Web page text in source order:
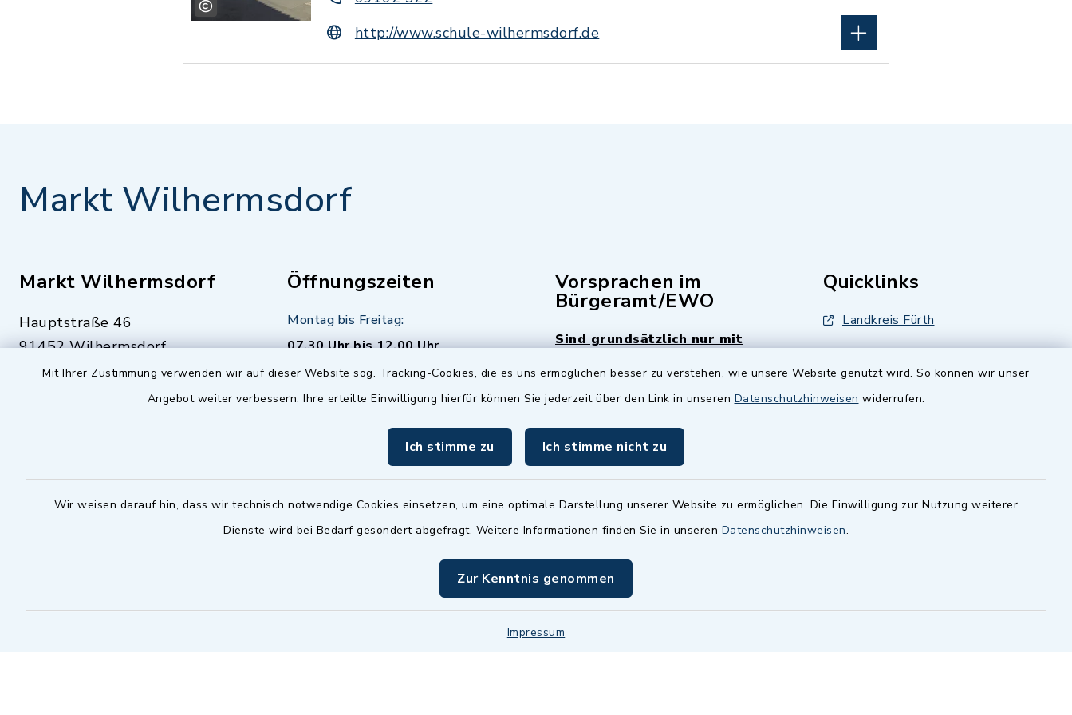
Mit Ihrer Zustimmung verwenden wir auf dieser Website sog. Tracking-Cookies, die es uns ermöglichen besser zu verstehen, wie unsere Website genutzt wird. So können wir unser
Angebot weiter verbessern. Ihre erteilte Einwilligung hierfür können Sie jederzeit über den Link in unseren Datenschutzhinweisen widerrufen.
Ich stimme zu Ich stimme nicht zu
Wir weisen darauf hin, dass wir technisch notwendige Cookies einsetzen, um eine optimale Darstellung unserer Website zu ermöglichen. Die Einwilligung zur Nutzung weiterer
Dienste wird bei Bedarf gesondert abgefragt. Weitere Informationen finden Sie in unseren Datenschutzhinweisen.
Zur Kenntnis genommen
Impressum
http://www.schule-wilhermsdorf.de
Markt Wilhermsdorf
Markt Wilhermsdorf
Hauptstraße 46
91452 Wilhermsdorf
09102 9958-0
09102 9958-111
Notfallnummer Bauhof
0151 57140232
Öffnungszeiten
Montag bis Freitag:
07.30 Uhr bis 12.00 Uhr
Dienstag zusätzlich:
16.30 bis 18.00 Uhr - allerdings
nur mit Termin
(abweichende Termine sind
zuständigen Sachbearbeiter)
Vorsprachen im
Bürgeramt/EWO
Sind grundsätzlich nur mit
Das Bürgeramt/EWO/Standesamt
Mittwochs geschlossen.
Quicklinks
Landkreis Fürth
Dillenberggruppe